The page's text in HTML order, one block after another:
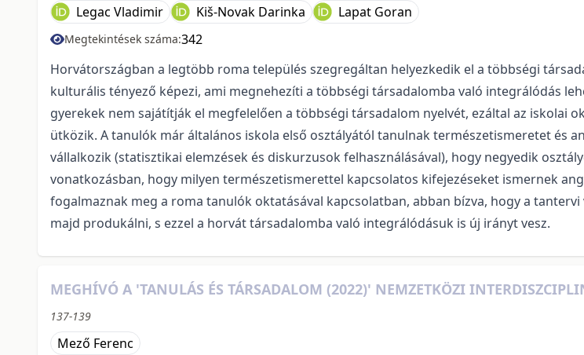
Legac Vladimir Kiš-Novak Darinka Lapat Goran
Megtekintések száma:342
Horvátországban a legtöbb roma település szegregáltan helyezkedik el a többségi
kulturális tényező képezi, ami megnehezíti a többségi társadalomba való integrálódás
gyerekek nem sajátítják el megfelelően a többségi társadalom nyelvét, ezáltal az iskolai
ütközik. A tanulók már általános iskola első osztályától tanulnak természetismeretet és
vállalkozik (statisztikai elemzések és diskurzusok felhasználásával), hogy negyedik
vonatkozásban, hogy milyen természetismerettel kapcsolatos kifejezéseket ismernek
fogalmaznak meg a roma tanulók oktatásával kapcsolatban, abban bízva, hogy a
majd produkálni, s ezzel a horvát társadalomba való integrálódásuk is új irányt vesz.
MEGHÍVÓ A 'TANULÁS ÉS TÁRSADALOM (2022)' NEMZETKÖZI
137-139
Mező Ferenc